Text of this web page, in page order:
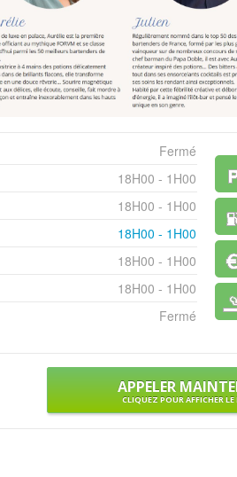
Fermé
18H00 - 1H00
18H00 - 1H00
18H00 - 1H00
18H00 - 1H00
18H00 - 1H00
Fermé
APPELER
CLIQUEZ POUR AFFICHER